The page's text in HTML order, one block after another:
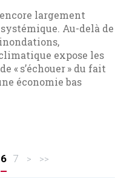
largement
Au-delà de
expose les
« s’échouer » du fait
économie bas
6 7 > >>